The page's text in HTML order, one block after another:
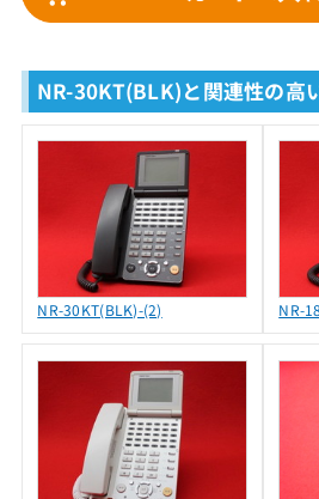
NR-30KT(BLK)と関連性の高
NR-30KT(BLK)-(2) NR-